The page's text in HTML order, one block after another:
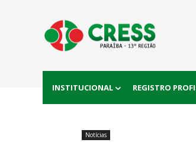
INSTITUCIONAL REGISTRO
Notícias